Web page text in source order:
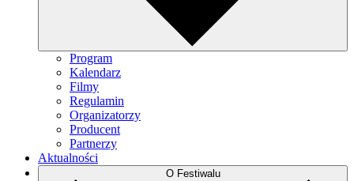
Program
Kalendarz
Filmy
Regulamin
Organizatorzy
Producent
Partnerzy
Aktualności
O Festiwalu